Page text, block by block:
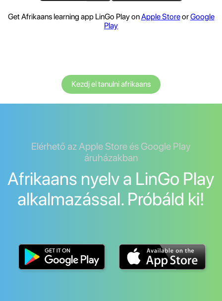
Get Afrikaans learning app LinGo Play onApple StoreorGoogle
Play
Kezdj el tanulni afrikaans
Elérhető az Apple Store és Google Play
áruházakban
Afrikaans nyelv a LinGo Play
alkalmazással. Próbáld ki!